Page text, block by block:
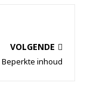
VOLGENDE
Beperkte inhoud